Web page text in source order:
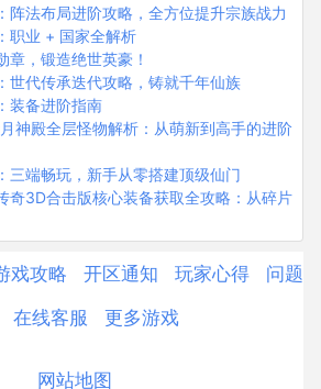
阵法布局进阶攻略，全方位提升宗族战力
职业 + 国家全解析
章，锻造绝世英豪！
世代传承迭代攻略，铸就千年仙族
装备进阶指南
神殿全层怪物解析：从萌新到高手的进阶
三端畅玩，新手从零搭建顶级仙门
奇3D合击版核心装备获取全攻略：从碎片
戏攻略 开区通知 玩家心得
问题
在线客服 更多游戏
网站地图